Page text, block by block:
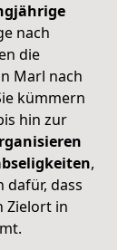
nach
die
Marl nach
kümmern
hin zur
,
dafür, dass
Zielort in